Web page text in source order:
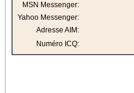
MSN Messenger:
Yahoo Messenger:
Adresse AIM:
Numéro ICQ: